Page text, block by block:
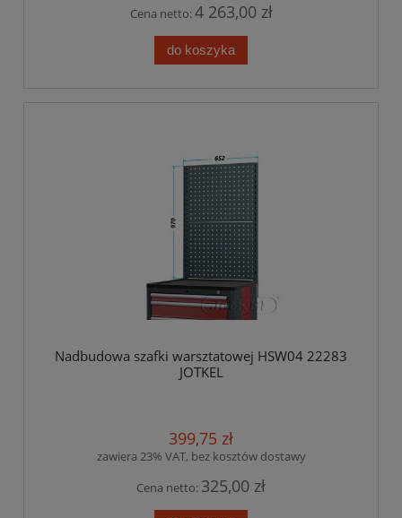
Cena netto:4 263,00 zł
do koszyka
Nadbudowa szafki warsztatowej HSW04 22283
JOTKEL
399,75 zł
zawiera 23% VAT, bez kosztów dostawy
Cena netto: 325,00 zł